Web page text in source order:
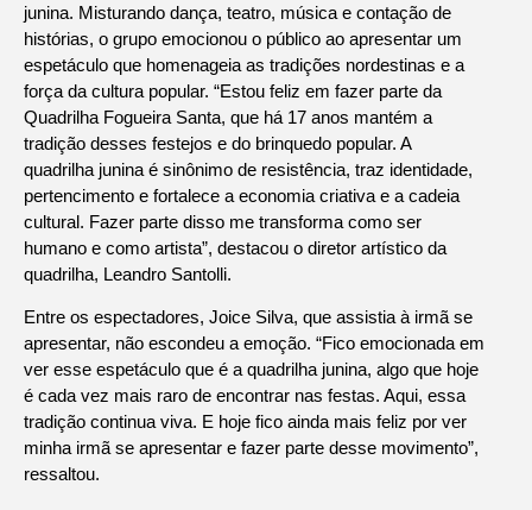
junina. Misturando dança, teatro, música e contação de
histórias, o grupo emocionou o público ao apresentar um
espetáculo que homenageia as tradições nordestinas e a
força da cultura popular. “Estou feliz em fazer parte da
Quadrilha Fogueira Santa, que há 17 anos mantém a
tradição desses festejos e do brinquedo popular. A
quadrilha junina é sinônimo de resistência, traz identidade,
pertencimento e fortalece a economia criativa e a cadeia
cultural. Fazer parte disso me transforma como ser
humano e como artista”, destacou o diretor artístico da
quadrilha, Leandro Santolli.
Entre os espectadores, Joice Silva, que assistia à irmã se
apresentar, não escondeu a emoção. “Fico emocionada em
ver esse espetáculo que é a quadrilha junina, algo que hoje
é cada vez mais raro de encontrar nas festas. Aqui, essa
tradição continua viva. E hoje fico ainda mais feliz por ver
minha irmã se apresentar e fazer parte desse movimento”,
ressaltou.